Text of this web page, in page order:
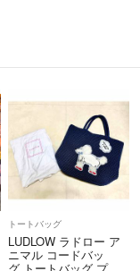
トートバッグ
LUDLOW ラドロー ア
ニマル コードバッ